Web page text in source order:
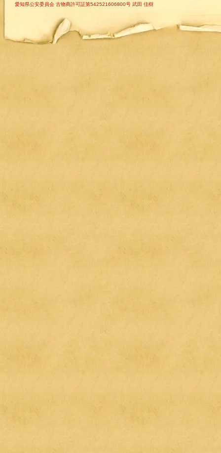
愛知県公安委員会 古物商許可証第542521606800号 武田 佳樹